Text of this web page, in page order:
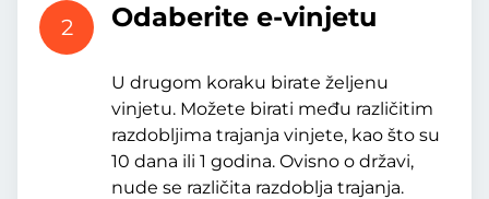
2 Odaberite e-vinjetu
U drugom koraku birate željenu
vinjetu. Možete birati među različitim
razdobljima trajanja vinjete, kao što su
10 dana ili 1 godina. Ovisno o državi,
nude se različita razdoblja trajanja.